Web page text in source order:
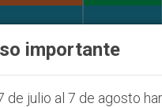
Seúl 2027
importante
de julio al 7 de agosto